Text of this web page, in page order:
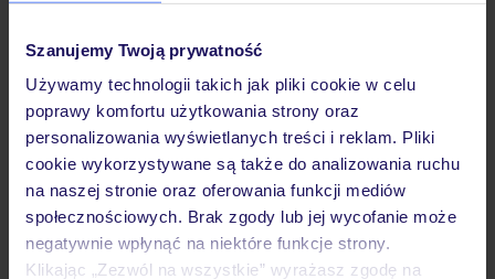
Szanujemy Twoją prywatność
Używamy technologii takich jak pliki cookie w celu
poprawy komfortu użytkowania strony oraz
personalizowania wyświetlanych treści i reklam. Pliki
cookie wykorzystywane są także do analizowania ruchu
na naszej stronie oraz oferowania funkcji mediów
społecznościowych. Brak zgody lub jej wycofanie może
negatywnie wpłynąć na niektóre funkcje strony.
Klikając „Zezwól na wszystkie” wyrażasz zgodę na
Dlaczego warto wybrać TUI?